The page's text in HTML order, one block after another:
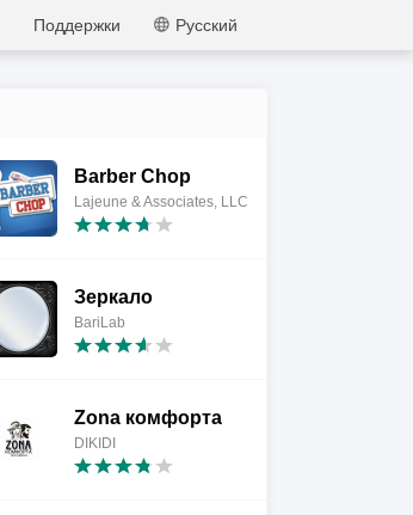
MEmu
Pусский
Поддержки
Barber Chop
Lajeune & Associates, LLC
Зеркало
BariLab
Zona комфорта
DIKIDI